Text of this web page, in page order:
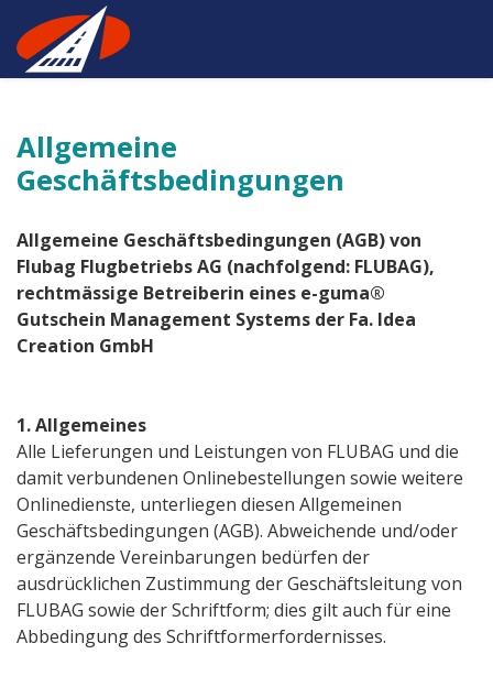
Allgemeine
Geschäftsbedingungen
Allgemeine Geschäftsbedingungen (AGB) von
Flubag Flugbetriebs AG (nachfolgend: FLUBAG),
rechtmässige Betreiberin eines e-guma®
Gutschein Management Systems der Fa. Idea
Creation GmbH
1. Allgemeines
Alle Lieferungen und Leistungen von FLUBAG und die
damit verbundenen Onlinebestellungen sowie weitere
Onlinedienste, unterliegen diesen Allgemeinen
Geschäftsbedingungen (AGB). Abweichende und/oder
ergänzende Vereinbarungen bedürfen der
ausdrücklichen Zustimmung der Geschäftsleitung von
FLUBAG sowie der Schriftform; dies gilt auch für eine
Abbedingung des Schriftformerfordernisses.